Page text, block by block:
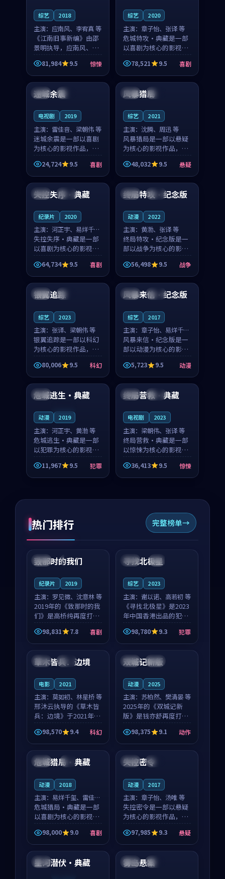
综艺 2018
主演： 应南风、李宥真 等
《江南旧事新编》由邵
景明执导，应南风、李
宥真领衔主演，是一部
2018年上映的日本惊悚
综艺。影片以邻里温情
为切入，呈现一段从初
遇到告别都浸着真实
81,984 9.5 惊悚
综艺 2020
主演： 章子怡、张译 等
危城特攻·典藏是一部
以喜剧为核心的影视作
品，围绕危机、反转与
人物成长展开，整体节
奏紧凑，值得推荐观
78,521 9.5 喜剧
法国 杜比
迷城余震
电视剧 2019
主演： 雷佳音、梁朝伟 等
迷城余震是一部以喜剧
为核心的影视作品，围
绕危机、反转与人物成
长展开，整体节奏紧
凑，值得推荐观看。
24,724 9.5 喜剧
泰国 热播
风暴猎局
综艺 2021
主演： 沈腾、周迅 等
风暴猎局是一部以悬疑
为核心的影视作品，围
绕危机、反转与人物成
长展开，整体节奏紧
凑，值得推荐观看。
48,032 9.5 悬疑
英国 高分
失控失序·典藏
纪录片 2020
主演： 河正宇、易烊千玺
等
失控失序·典藏是一部
以喜剧为核心的影视作
品，围绕危机、反转与
人物成长展开，整体节
奏紧凑，值得推荐观
看。
64,734 9.5 喜剧
美国 高分
终局特攻·纪念版
动漫 2022
主演： 黄渤、张译 等
终局特攻·纪念版是一
部以战争为核心的影视
作品，围绕危机、反转
与人物成长展开，整体
节奏紧凑，值得推荐观
看。
56,498 9.5 战争
中国 院线
银翼追踪
综艺 2023
主演： 张译、梁朝伟 等
银翼追踪是一部以科幻
为核心的影视作品，围
绕危机、反转与人物成
长展开，整体节奏紧
凑，值得推荐观看。
80,006 9.5 科幻
英国 完结
风暴来信·纪念版
综艺 2017
主演： 章子怡、易烊千玺
等
风暴来信·纪念版是一
部以动漫为核心的影视
作品，围绕危机、反转
与人物成长展开，整体
节奏紧凑，值得推荐观
看。
5,723 9.5 动漫
法国
危城逃生·典藏
动漫 2019
主演： 河正宇、黄渤 等
危城逃生·典藏是一部
以犯罪为核心的影视作
品，围绕危机、反转与
人物成长展开，整体节
奏紧凑，值得推荐观
11,967 9.5 犯罪
中国 院线
终局营救·典藏
电视剧 2023
主演： 梁朝伟、张译 等
终局营救·典藏是一部
以惊悚为核心的影视作
品，围绕危机、反转与
人物成长展开，整体节
奏紧凑，值得推荐观
36,413 9.5 惊悚
热门排行 完整榜单
中国 4K
99:22
致那时的我们
纪录片 2019
主演： 罗见微、沈意林 等
2019年的《致那时的我
们》是高桥纯再度打磨
的喜剧佳作。中国大陆
的取景与都市寓言的氛
围相互成就，罗见微与
沈意林的对手戏自然克
制，让整部影片在悬
98,831 7.8 喜剧
中国 4K
99:18
寻找北极星
综艺 2023
主演： 谢以诺、高若初 等
《寻找北极星》是2023
年中国香港出品的犯罪
新作，主创团队希望用
公路冒险的故事让观众
停下来想一想。谢以诺
领衔，高若初担任重要
角色，戚南柯的叙事
98,780 9.3 犯罪
泰国 独播
草木皆兵：边境
电影 2021
主演： 莫如初、林星桥 等
邢沐云执导的《草木皆
兵：边境》于2021年面
世，泰国的城市气质与
校园青春的人物心境共
同构筑了影片基调。莫
如初、林星桥用细腻的
表演撑起整部科幻电
98,570 9.4 科幻
中国 独播
双城记新版
动漫 2025
主演： 苏柏然、樊清晏 等
2025年的《双城记新
版》是钱亦舒再度打磨
的动作佳作。中国大陆
的取景与沙漠探险的氛
围相互成就，苏柏然与
樊清晏的对手戏自然克
制，让整部影片在悬念
98,375 9.1 动作
法国 4K
危城猎局·典藏
动漫 2018
主演： 易烊千玺、雷佳音
等
危城猎局·典藏是一部
以喜剧为核心的影视作
品，围绕危机、反转与
人物成长展开，整体节
奏紧凑，值得推荐观
看。
98,000 9.0 喜剧
日本 完结
失控密令
动漫 2017
主演： 章子怡、汤唯 等
失控密令是一部以悬疑
为核心的影视作品，围
绕危机、反转与人物成
长展开，整体节奏紧
凑，值得推荐观看。
97,985 9.3 悬疑
韩国
星河潜伏·典藏 中国 完结
雾岛悬案